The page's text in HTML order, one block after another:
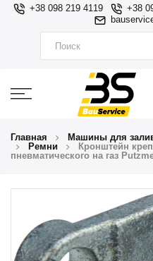
+38 098 219 4119 +38
Главная Машины для
Ремни
Кронштейн
пневматического на газ